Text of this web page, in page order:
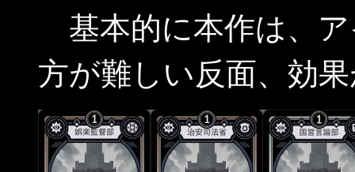
基本的に本作は、
方が難しい反面、効